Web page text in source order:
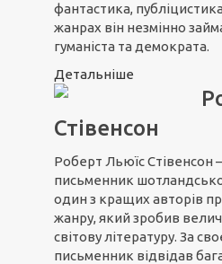
фантастика, публіцистика
жанрах він незмінно
гуманіста та демократа.
Детальніше
Стівенсон
Роберт Льюїс Стівенсон
письменник
один з кращих авторів
жанру, який зробив
світову літературу. За
письменник відвідав